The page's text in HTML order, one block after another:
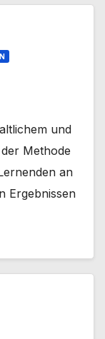
und
Methode
an
Ergebnissen